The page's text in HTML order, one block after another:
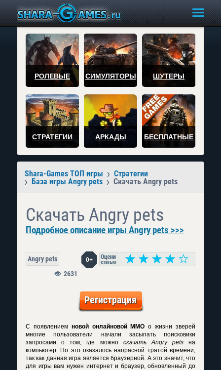
РОЛЕВЫЕ СИМУЛЯТОРЫ ШУТЕРЫ
СТРАТЕГИИ АРКАДЫ БЕСПЛАТНЫЕ
Shara-Games ТОП игры
Стратегии
База игры Angry pets
Скачать Angry pets
Скачать Angry pets
Подробное описание игры Angry pets >>>
Angry pets 0+
2631
Регистрация
С появлением новой онлайновой MMO о жизни зверей
многие пользователи начали засыпать поисковики
запросами о том, где можно скачать Angry petsна
компьютер. Но это оказалось напрасной тратой времени,
так как данная игра является браузерной. А это значит, что
для игры вам нужен интернет и браузер, обновленный до